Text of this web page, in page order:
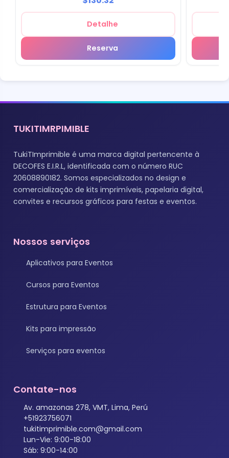
Detalhe
Reserva
TUKITIMRPIMIBLE
TukiTImprimible é uma marca digital pertencente à
DECOFES E.I.R.L, identificada com o número RUC
20608890182. Somos especializados no design e
comercialização de kits imprimíveis, papelaria digital,
convites e recursos gráficos para festas e eventos.
Nossos serviços
Aplicativos para Eventos
Cursos para Eventos
Estrutura para Eventos
Kits para impressão
Serviços para eventos
Contate-nos
Av. amazonas 278, VMT, Lima, Perú
+51923756071
tukitimprimible.com@gmail.com
Lun-Vie: 9:00-18:00
Sáb: 9:00-14:00